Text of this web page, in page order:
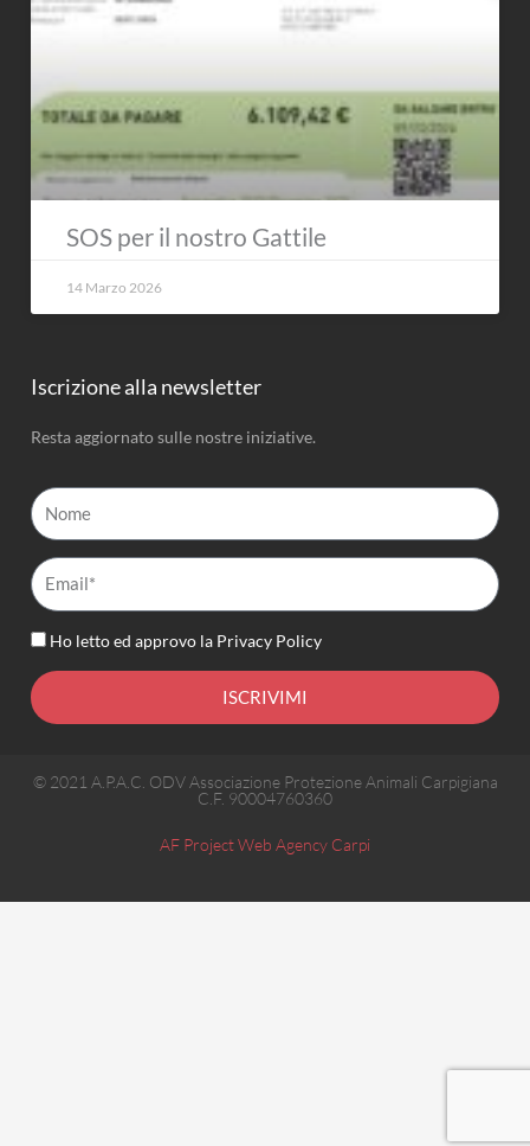
SOS per il nostro Gattile
14 Marzo 2026
Iscrizione alla newsletter
Resta aggiornato sulle nostre iniziative.
Nome
Email*
Ho letto ed approvo la Privacy Policy
ISCRIVIMI
© 2021 A.P.A.C. ODV Associazione Protezione Animali Carpigiana
C.F. 90004760360
AF Project Web Agency Carpi